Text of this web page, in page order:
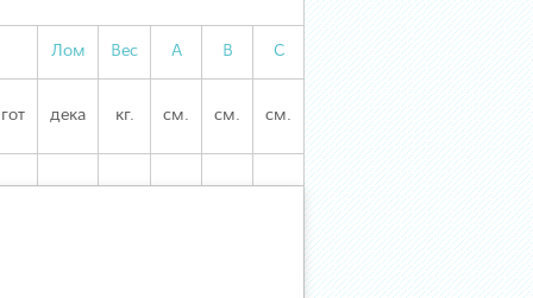
Лом Вес А В С
гот дека кг. см. см. см.